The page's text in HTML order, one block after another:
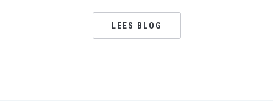
LEES BLOG